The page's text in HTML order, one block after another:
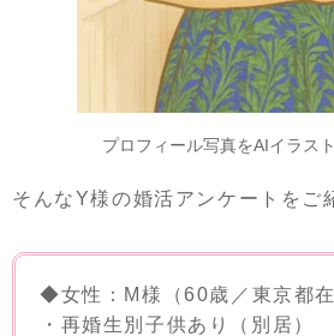
プロフィール写真をAIイラス
そんなY様の婚活アンケートをご
◆女性：M様（60歳／東京都在
・再婚生別子供あり（別居）